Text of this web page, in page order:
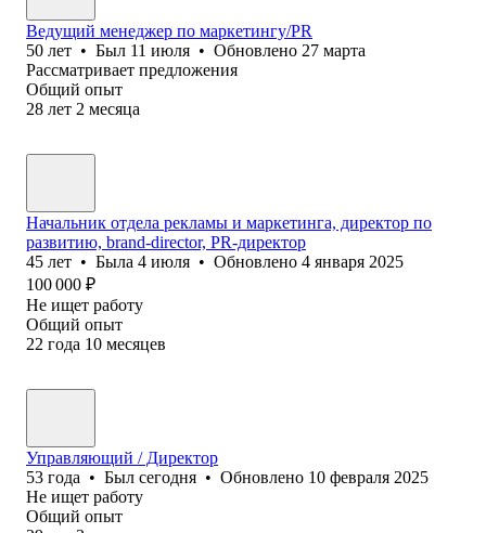
Ведущий менеджер по маркетингу/PR
50 лет • Был 11 июля • Обновлено 27 марта
Рассматривает предложения
Общий опыт
28 лет 2 месяца
Начальник отдела рекламы и маркетинга, директор по
развитию, brand-director, PR-директор
45 лет • Была 4 июля • Обновлено 4 января 2025
100 000 ₽
Не ищет работу
Общий опыт
22 года 10 месяцев
Управляющий / Директор
53 года • Был сегодня • Обновлено 10 февраля 2025
Не ищет работу
Общий опыт